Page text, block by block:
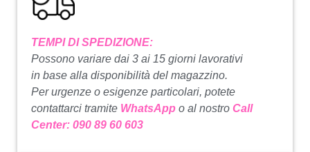
TEMPI DI SPEDIZIONE:
Possono variare dai 3 ai 15 giorni lavorativi
in base alla disponibilità del magazzino.
Per urgenze o esigenze particolari, potete
contattarci tramite WhatsApp o al nostro Call
Center: 090 89 60 603